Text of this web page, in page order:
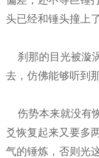
头已经和锤头撞上了
刹那的目光被漩
去，仿佛能够听到
伤势本来就没有
爻恢复起来又要多
气的锤炼，否则光